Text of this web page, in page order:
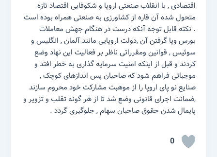
اقتصادی , با انقلاب صنعتی اروپا و شکوفایی اقتصاد تازه
متحول شده آن قاره از کشاورزی به صنعتی همراه بوده است
. نکته قابل توجه آنکه درست در هنگام جهش معاملات
بورس وپا گرفتن آن ,‌دولت اروپایی مانند آلمان , انگلیس و
سوئیس , قوانین ومقرراتی ناظر بر فعالیت این نهاد وضع
کردند و قبل از اینکه امنیت سرمایه گذاری به خطر افتد و
موجباتی فراهم شود که صاحبان پس اندازهای کوچک ,
صنایع نو پای اروپا را از موهبت مشارکت خود محروم سازند
,‌ضمانت اجرای قانونی وضع شد تا از هر گونه تقلب و تزویر و
پایمال شدن حقوق صاحبان سهام , جلوگیری گردد .
0